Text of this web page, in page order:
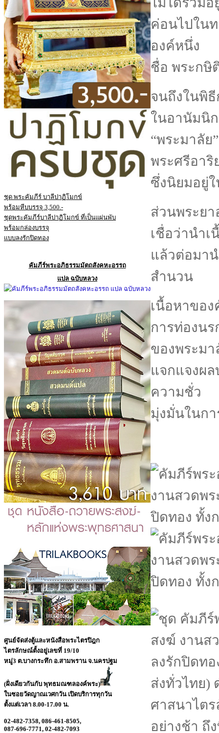
ชุด พระคัมภีร์ บาลีปาฏิโมกข์
พร้อมหีบบรรจุ 3,500.-
ชุดพระคัมภีร์บาลีปาฏิโมกข์ ที่เป็นแผ่นพับ
พร้อมกล่องบรรจุ
แบบลงรักปิดทอง
คัมภีร์พระอภิธรรมมัตถสังคหะอรรถ
แปล ฉบับหลวง
ศูนย์จัดส่งตู้และหนังสือพระไตรปิฎก
ไตรลักษณ์ตั้งอยู่เลขที่ 19/10
หมู่3 ต.บางกระทึก อ.สามพราน จ.นครปฐม
(ฝั่งเดียวกันกับ พุทธมณฑลองค์พระ)
ในซอยวัดญาณเวศกวัน เปิดบริการทุกวัน
ตั้งแต่เวลา 8.00-17.00 น.
02-482-7358, 086-461-8505,
087-696-7771, 02-482-7093
ค่อนไปใน
องค์หนึ่ง
ชื่อ พระกษิ
จนถึงในพิ
ในอานัมนิ
“พระมาลัย
พระศรีอาริ
ซึ่งนิยมอยู่ใ
ส่วนพระย
เชื่อว่านำ
แล้วต่อมา
สำนวน
เนื้อหาขอ
การท่องน
ของพระมา
แจกแจงผ
ความชั่ว
มุ่งมั่นในก